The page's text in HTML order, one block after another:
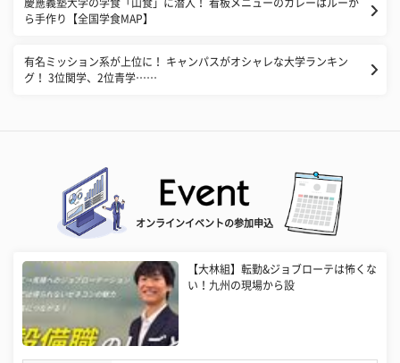
慶應義塾大学の学食「山食」に潜入！ 看板メニューのカレーはルーか
ら手作り【全国学食MAP】
有名ミッション系が上位に！ キャンパスがオシャレな大学ランキン
グ！ 3位関学、2位青学……
オンラインイベントの参加申込
【大林組】転勤&ジョブローテは怖くな
い！九州の現場から設